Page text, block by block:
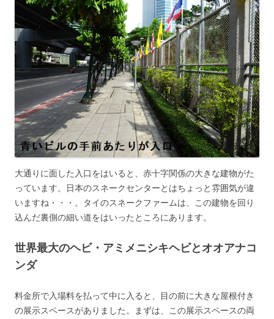
大通りに面した入口をはいると、赤十字関係の大きな建物がた
っています。日本のスネークセンターとはちょっと雰囲気が違
いますね・・・。タイのスネークファームは、この建物を回り
込んだ裏側の細い道をはいったところにあります。
世界最大のヘビ・アミメニシキヘビとオオアナコ
ンダ
料金所で入場料を払って中に入ると、目の前に大きな屋根付き
の展示スペースがありました。まずは、この展示スペースの両